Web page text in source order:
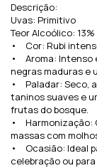
Descrição:
Uvas: Primitivo
Teor Alcoólico: 13%
• Cor: Rubi
• Aroma: Intenso
negras maduras e
• Paladar: Seco,
taninos suaves e
frutas do bosque.
• Harmonização:
massas com
• Ocasião: Ideal
celebração ou